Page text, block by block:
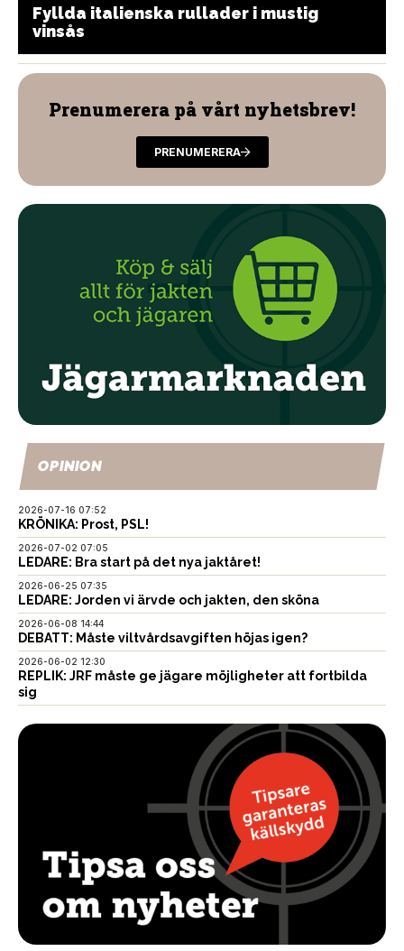
Fyllda italienska rullader i mustig
vinsås
Prenumerera på vårt nyhetsbrev!
PRENUMERERA
OPINION
2026-07-16 07:52
KRÖNIKA: Prost, PSL!
2026-07-02 07:05
LEDARE: Bra start på det nya jaktåret!
2026-06-25 07:35
LEDARE: Jorden vi ärvde och jakten, den sköna
2026-06-08 14:44
DEBATT: Måste viltvårdsavgiften höjas igen?
2026-06-02 12:30
REPLIK: JRF måste ge jägare möjligheter att fortbilda
sig